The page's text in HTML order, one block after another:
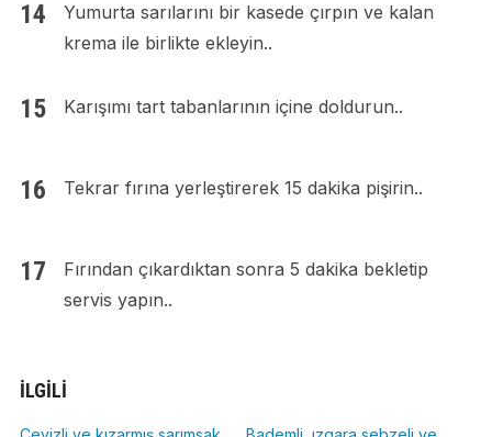
Yumurta sarılarını bir kasede çırpın ve kalan
krema ile birlikte ekleyin..
Karışımı tart tabanlarının içine doldurun..
Tekrar fırına yerleştirerek 15 dakika pişirin..
Fırından çıkardıktan sonra 5 dakika bekletip
servis yapın..
İLGILI